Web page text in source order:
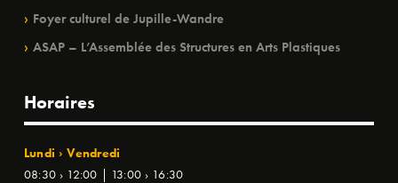
Foyer culturel de Jupille-Wandre
ASAP – L’Assemblée des Structures en Arts Plastiques
Horaires
Lundi › Vendredi
08:30 › 12:00 | 13:00 › 16:30